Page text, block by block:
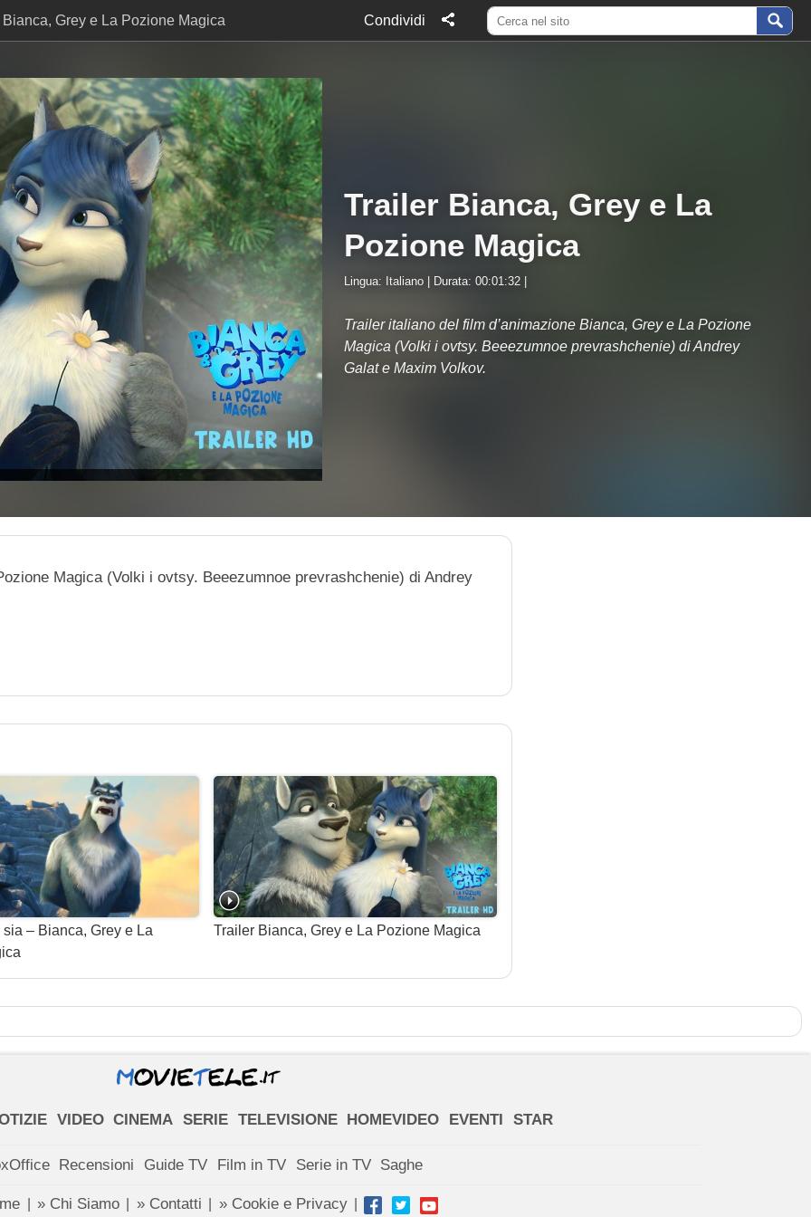
Grey e La Pozione Magica Condividi
Trailer Bianca, Grey e La
Pozione Magica
Lingua: Italiano | Durata: 00:01:32 |
Trailer italiano del film d’animazione Bianca, Grey e La Pozione
Magica (Volki i ovtsy. Beeezumnoe prevrashchenie) di Andrey
Galat e Maxim Volkov.
Magica (Volki i ovtsy. Beeezumnoe prevrashchenie) di Andrey
– Bianca, Grey e La
Trailer Bianca, Grey e La Pozione Magica
VIDEO CINEMA SERIE TELEVISIONE HOMEVIDEO EVENTI STAR
Recensioni Guide TV Film in TV Serie in TV Saghe
» Chi Siamo » Contatti » Cookie e Privacy